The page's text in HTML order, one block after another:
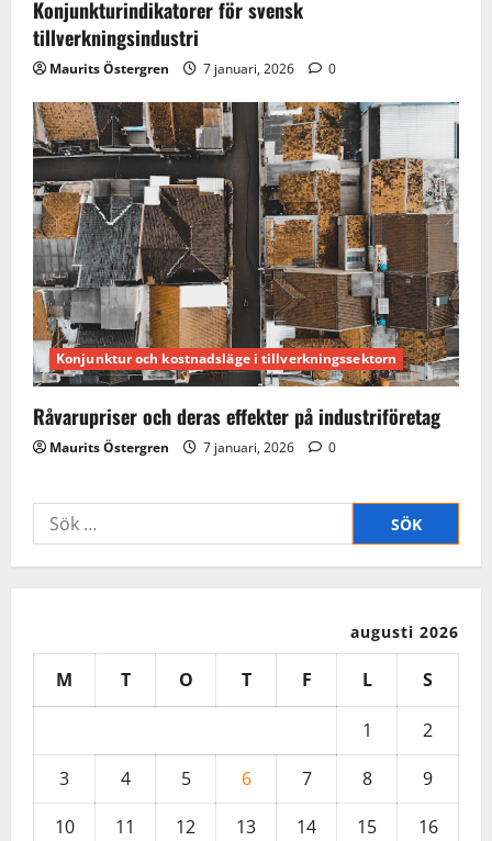
Konjunkturindikatorer för svensk
tillverkningsindustri
Maurits Östergren 7 januari, 2026 0
Konjunktur och kostnadsläge i tillverkningssektorn
Råvarupriser och deras effekter på industriföretag
Maurits Östergren 7 januari, 2026 0
Sök
efter:
augusti 2026
M T O T F L S
1
2
3
4 5 6 7 8
9
10
11 12 13 14 15
16